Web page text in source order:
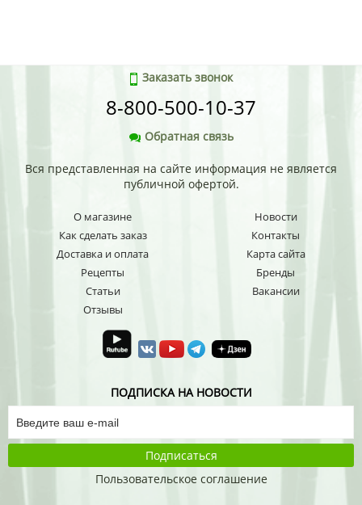
Заказать звонок
8-800-500-10-37
Обратная связь
Вся представленная на сайте информация не является
публичной офертой.
О магазине
Как сделать заказ
Доставка и оплата
Рецепты
Статьи
Отзывы
Новости
Контакты
Карта сайта
Бренды
Вакансии
ПОДПИСКА НА НОВОСТИ
Подписаться
Пользовательское соглашение